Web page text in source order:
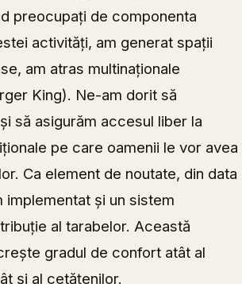
preocupați de componenta
activități, am generat spații
am atras multinaționale
King). Ne-am dorit să
să asigurăm accesul liber la
pe care oamenii le vor avea
Ca element de noutate, din data
implementat și un sistem
al tarabelor. Această
gradul de confort atât al
și al cetățenilor.